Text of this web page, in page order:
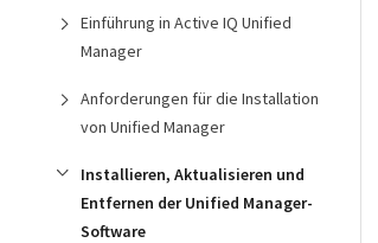
Einführung in Active IQ Unified
Manager
Anforderungen für die Installation
von Unified Manager
Installieren, Aktualisieren und
Entfernen der Unified Manager-
Software